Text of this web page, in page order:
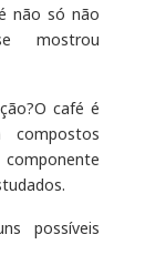
não só não
mostrou
café é
possíveis